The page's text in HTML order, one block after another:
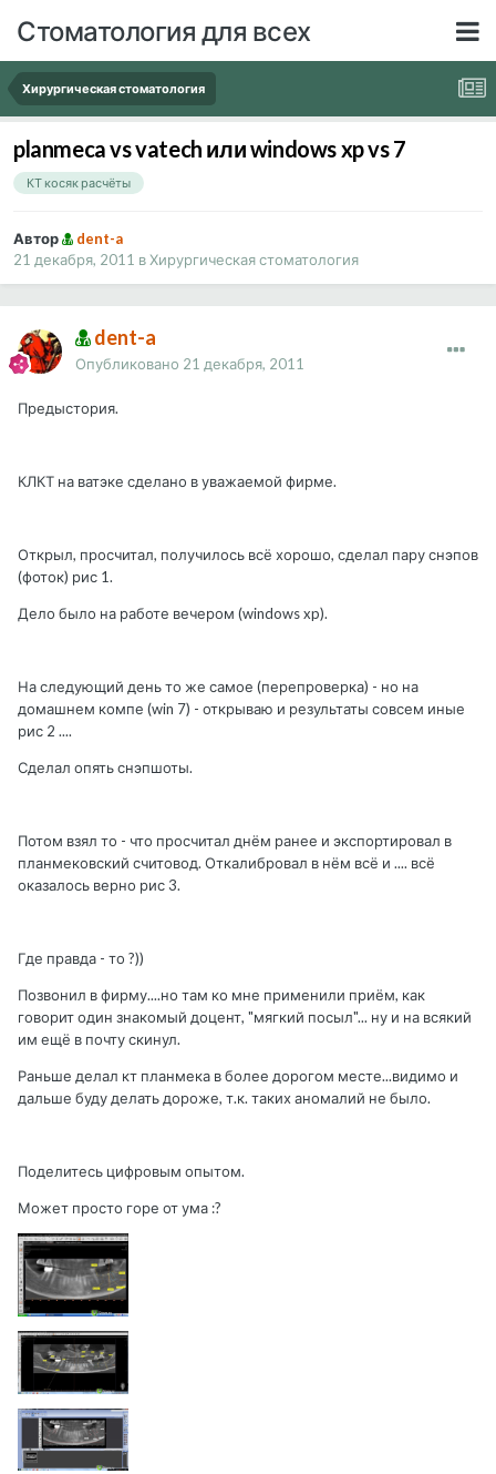
Стоматология для всех
Хирургическая стоматология
planmeca vs vatech или windows xp vs 7
КТ косяк расчёты
Автор
dent-a
21 декабря, 2011 вХирургическая стоматология
dent-a
Опубликовано 21 декабря, 2011
Предыстория.
КЛКТ на ватэке сделано в уважаемой фирме.
Открыл, просчитал, получилось всё хорошо, сделал пару снэпов
(фоток) рис 1.
Дело было на работе вечером (windows xp).
На следующий день то же самое (перепроверка) - но на
домашнем компе (win 7) - открываю и результаты совсем иные
рис 2 ....
Сделал опять снэпшоты.
Потом взял то - что просчитал днём ранее и экспортировал в
планмековский считовод. Откалибровал в нём всё и .... всё
оказалось верно рис 3.
Где правда - то ?))
Позвонил в фирму....но там ко мне применили приём, как
говорит один знакомый доцент, "мягкий посыл"... ну и на всякий
им ещё в почту скинул.
Раньше делал кт планмека в более дорогом месте...видимо и
дальше буду делать дороже, т.к. таких аномалий не было.
Поделитесь цифровым опытом.
Может просто горе от ума :?